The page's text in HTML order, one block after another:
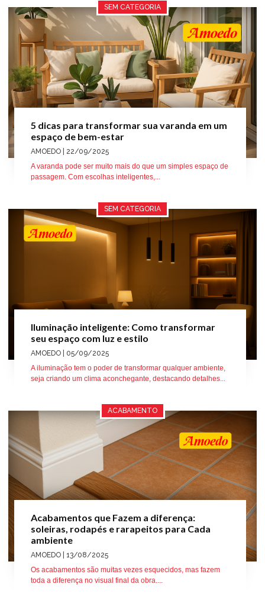
SEM CATEGORIA
5 dicas para transformar sua varanda em um
espaço de bem-estar
AMOEDO | 22/09/2025
A varanda pode ser muito mais do que um simples espaço de
passagem. Com escolhas inteligentes,...
SEM CATEGORIA
Iluminação inteligente: Como transformar
seu espaço com luz e estilo
AMOEDO | 05/09/2025
A iluminação tem o poder de transformar qualquer ambiente,
seja criando um clima aconchegante, destacando detalhes...
ACABAMENTO
Acabamentos que Fazem a diferença:
soleiras, rodapés e rarapeitos para Cada
ambiente
AMOEDO | 13/08/2025
Os acabamentos são muitas vezes esquecidos, mas fazem
toda a diferença no visual final da obra....